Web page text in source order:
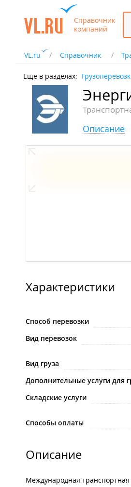
Справочник
компаний
VL.ru Справочник
Ещё в разделах:
Описание
Характеристики
Способ перевозки
Вид перевозок
Вид груза
Дополнительные услуги для
Складские услуги
Способы оплаты
Описание
Международная